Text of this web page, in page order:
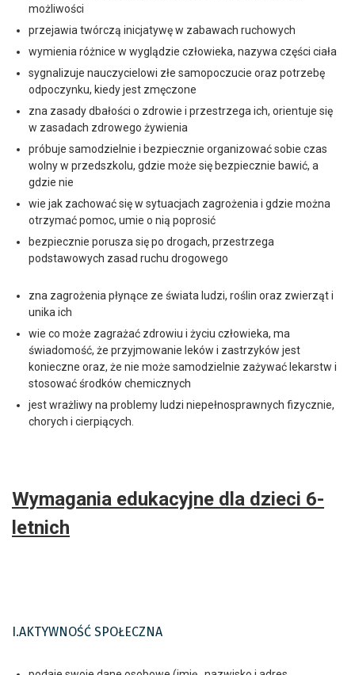
możliwości
przejawia twórczą inicjatywę w zabawach ruchowych
wymienia różnice w wyglądzie człowieka, nazywa części ciała
sygnalizuje nauczycielowi złe samopoczucie oraz potrzebę
odpoczynku, kiedy jest zmęczone
zna zasady dbałości o zdrowie i przestrzega ich, orientuje się
w zasadach zdrowego żywienia
próbuje samodzielnie i bezpiecznie organizować sobie czas
wolny w przedszkolu, gdzie może się bezpiecznie bawić, a
gdzie nie
wie jak zachować się w sytuacjach zagrożenia i gdzie można
otrzymać pomoc, umie o nią poprosić
bezpiecznie porusza się po drogach, przestrzega
podstawowych zasad ruchu drogowego
zna zagrożenia płynące ze świata ludzi, roślin oraz zwierząt i
unika ich
wie co może zagrażać zdrowiu i życiu człowieka, ma
świadomość, że przyjmowanie leków i zastrzyków jest
konieczne oraz, że nie może samodzielnie zażywać lekarstw i
stosować środków chemicznych
jest wrażliwy na problemy ludzi niepełnosprawnych fizycznie,
chorych i cierpiących.
Wymagania edukacyjne dla dzieci 6-
letnich
I.AKTYWNOŚĆ SPOŁECZNA